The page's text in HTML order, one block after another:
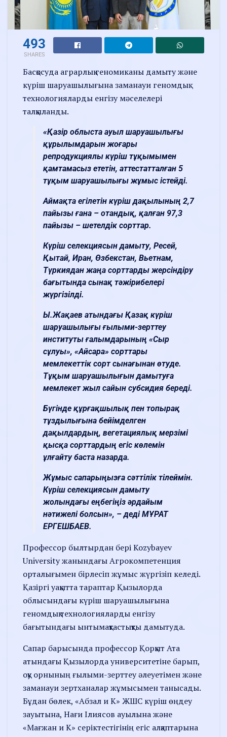
493
SHARES
Басқосуда аграрлық геномиканы дамыту және
күріш шаруашылығына заманауи геномдық
технологияларды енгізу мәселелері
талқыланды.
«Қазір облыста ауыл шаруашылығы
құрылымдарын жоғары
репродукциялы күріш тұқымымен
қамтамасыз ететін, аттестатталған 5
тұқым шаруашылығы жұмыс істейді.
Аймақта егілетін күріш дақылының 2,7
пайызы ғана – отандық, қалған 97,3
пайызы – шетелдік сорттар.
Күріш селекциясын дамыту, Ресей,
Қытай, Иран, Өзбекстан, Вьетнам,
Түркиядан жаңа сорттарды жерсіндіру
бағытында сынақ тәжірибелері
жүргізілді.
Ы.Жақаев атындағы Қазақ күріш
шаруашылығы ғылыми-зерттеу
институты ғалымдарының «Сыр
сұлуы», «Айсара» сорттары
мемлекеттік сорт сынағынан өтуде.
Тұқым шаруашылығын дамытуға
мемлекет жыл сайын субсидия береді.
Бүгінде құрғақшылық пен топырақ
тұздылығына бейімделген
дақылдардың, вегетациялық мерзімі
қысқа сорттардың егіс көлемін
ұлғайту баста назарда.
Жұмыс сапарыңызға сәттілік тілеймін.
Күріш селекциясын дамыту
жолындағы еңбегіңіз әрдайым
нәтижелі болсын», – деді МҰРАТ
ЕРГЕШБАЕВ.
Профессор былтырдан бері Kozybayev
University жанындағы Агрокомпетенция
орталығымен бірлесіп жұмыс жүргізіп келеді.
Қазіргі уақытта тараптар Қызылорда
облысындағы күріш шаруашылығына
геномдық технологияларды енгізу
бағытындағы ынтымақтастықты дамытуда.
Сапар барысында профессор Қорқыт Ата
атындағы Қызылорда университетіне барып,
оқу орнының ғылыми-зерттеу әлеуетімен және
заманауи зертханалар жұмысымен танысады.
Бұдан бөлек, «Абзал и К» ЖШС күріш өңдеу
зауытына, Нағи Ілиясов ауылына және
«Мағжан и К» серіктестігінің егіс алқаптарына